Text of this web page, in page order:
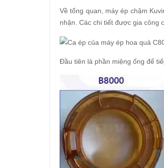
Về tổng quan, máy ép chậm
nhận. Các chi tiết được gia công
Đầu tiên là phần miệng ống để